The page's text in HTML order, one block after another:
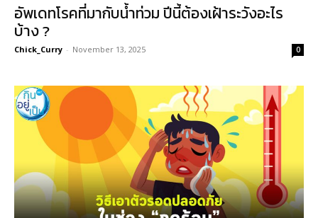
อัพเดทโรคที่มากับน้ำท่วม ปีนี้ต้องเฝ้าระวังอะไร
บ้าง ?
Chick_Curry - November 13, 2025 0